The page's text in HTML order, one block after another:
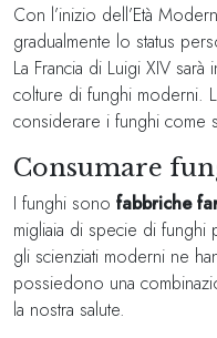
Con l’inizio dell’Età
gradualmente lo status
La Francia di Luigi XIV
colture di funghi moderni.
considerare i funghi come
Consumare
I funghi sono fabbriche
migliaia di specie di funghi
gli scienziati moderni ne
possiedono una
la nostra salute.